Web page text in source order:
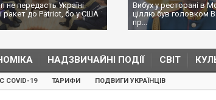
не передасть Україні
ракет до Patriot, бо у США
Вибух у ресторані в
ціллю був головком
пр...
НАДЗВИЧАЙНІ ПОДІЇ СВІТ
COVID-19 ТАРИФИ ПОДВИГИ УКРАЇНЦІВ